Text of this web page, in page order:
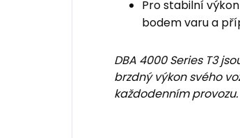
Pro stabilní
bodem varu a
DBA 4000 Series T3
brzdný výkon svého
každodenním provozu.